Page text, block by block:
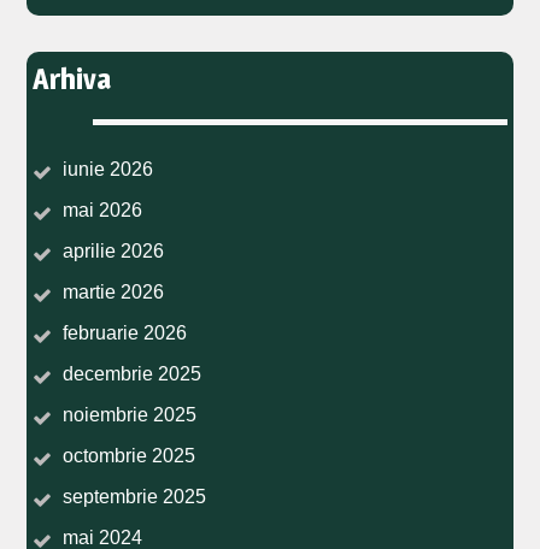
Arhiva
iunie 2026
mai 2026
aprilie 2026
martie 2026
februarie 2026
decembrie 2025
noiembrie 2025
octombrie 2025
septembrie 2025
mai 2024